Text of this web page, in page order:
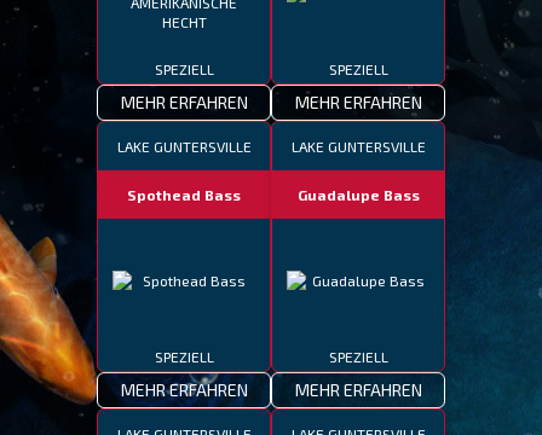
SPEZIELL
MEHR ERFAHREN
SPEZIELL
MEHR ERFAHREN
LAKE GUNTERSVILLE
Spothead Bass
SPEZIELL
MEHR ERFAHREN
LAKE GUNTERSVILLE
Guadalupe Bass
SPEZIELL
MEHR ERFAHREN